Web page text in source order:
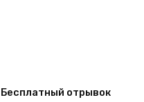
Бесплатный отрывок